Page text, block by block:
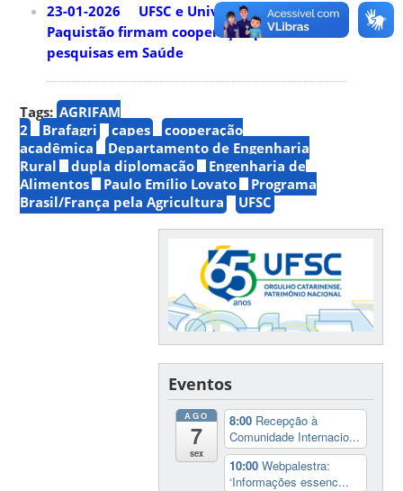
23-01-2026 UFSC e Universidade do
Paquistão firmam cooperação para
pesquisas em Saúde
Tags: AGRIFAM
2
Brafagri capes
cooperação
acadêmica
Departamento de Engenharia
Rural
dupla diplomação
Engenharia de
Alimentos
Paulo Emílio Lovato
Programa
Brasil/França pela Agricultura
UFSC
Eventos
AGO
7
sex
8:00 Recepção à
Comunidade Internacio...
10:00Webpalestra:
‘Informações essenc...